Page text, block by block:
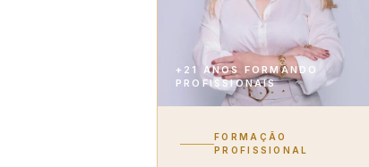
+21 ANOS FORMANDO
PROFISSIONAIS
FORMAÇÃO
PROFISSIONAL